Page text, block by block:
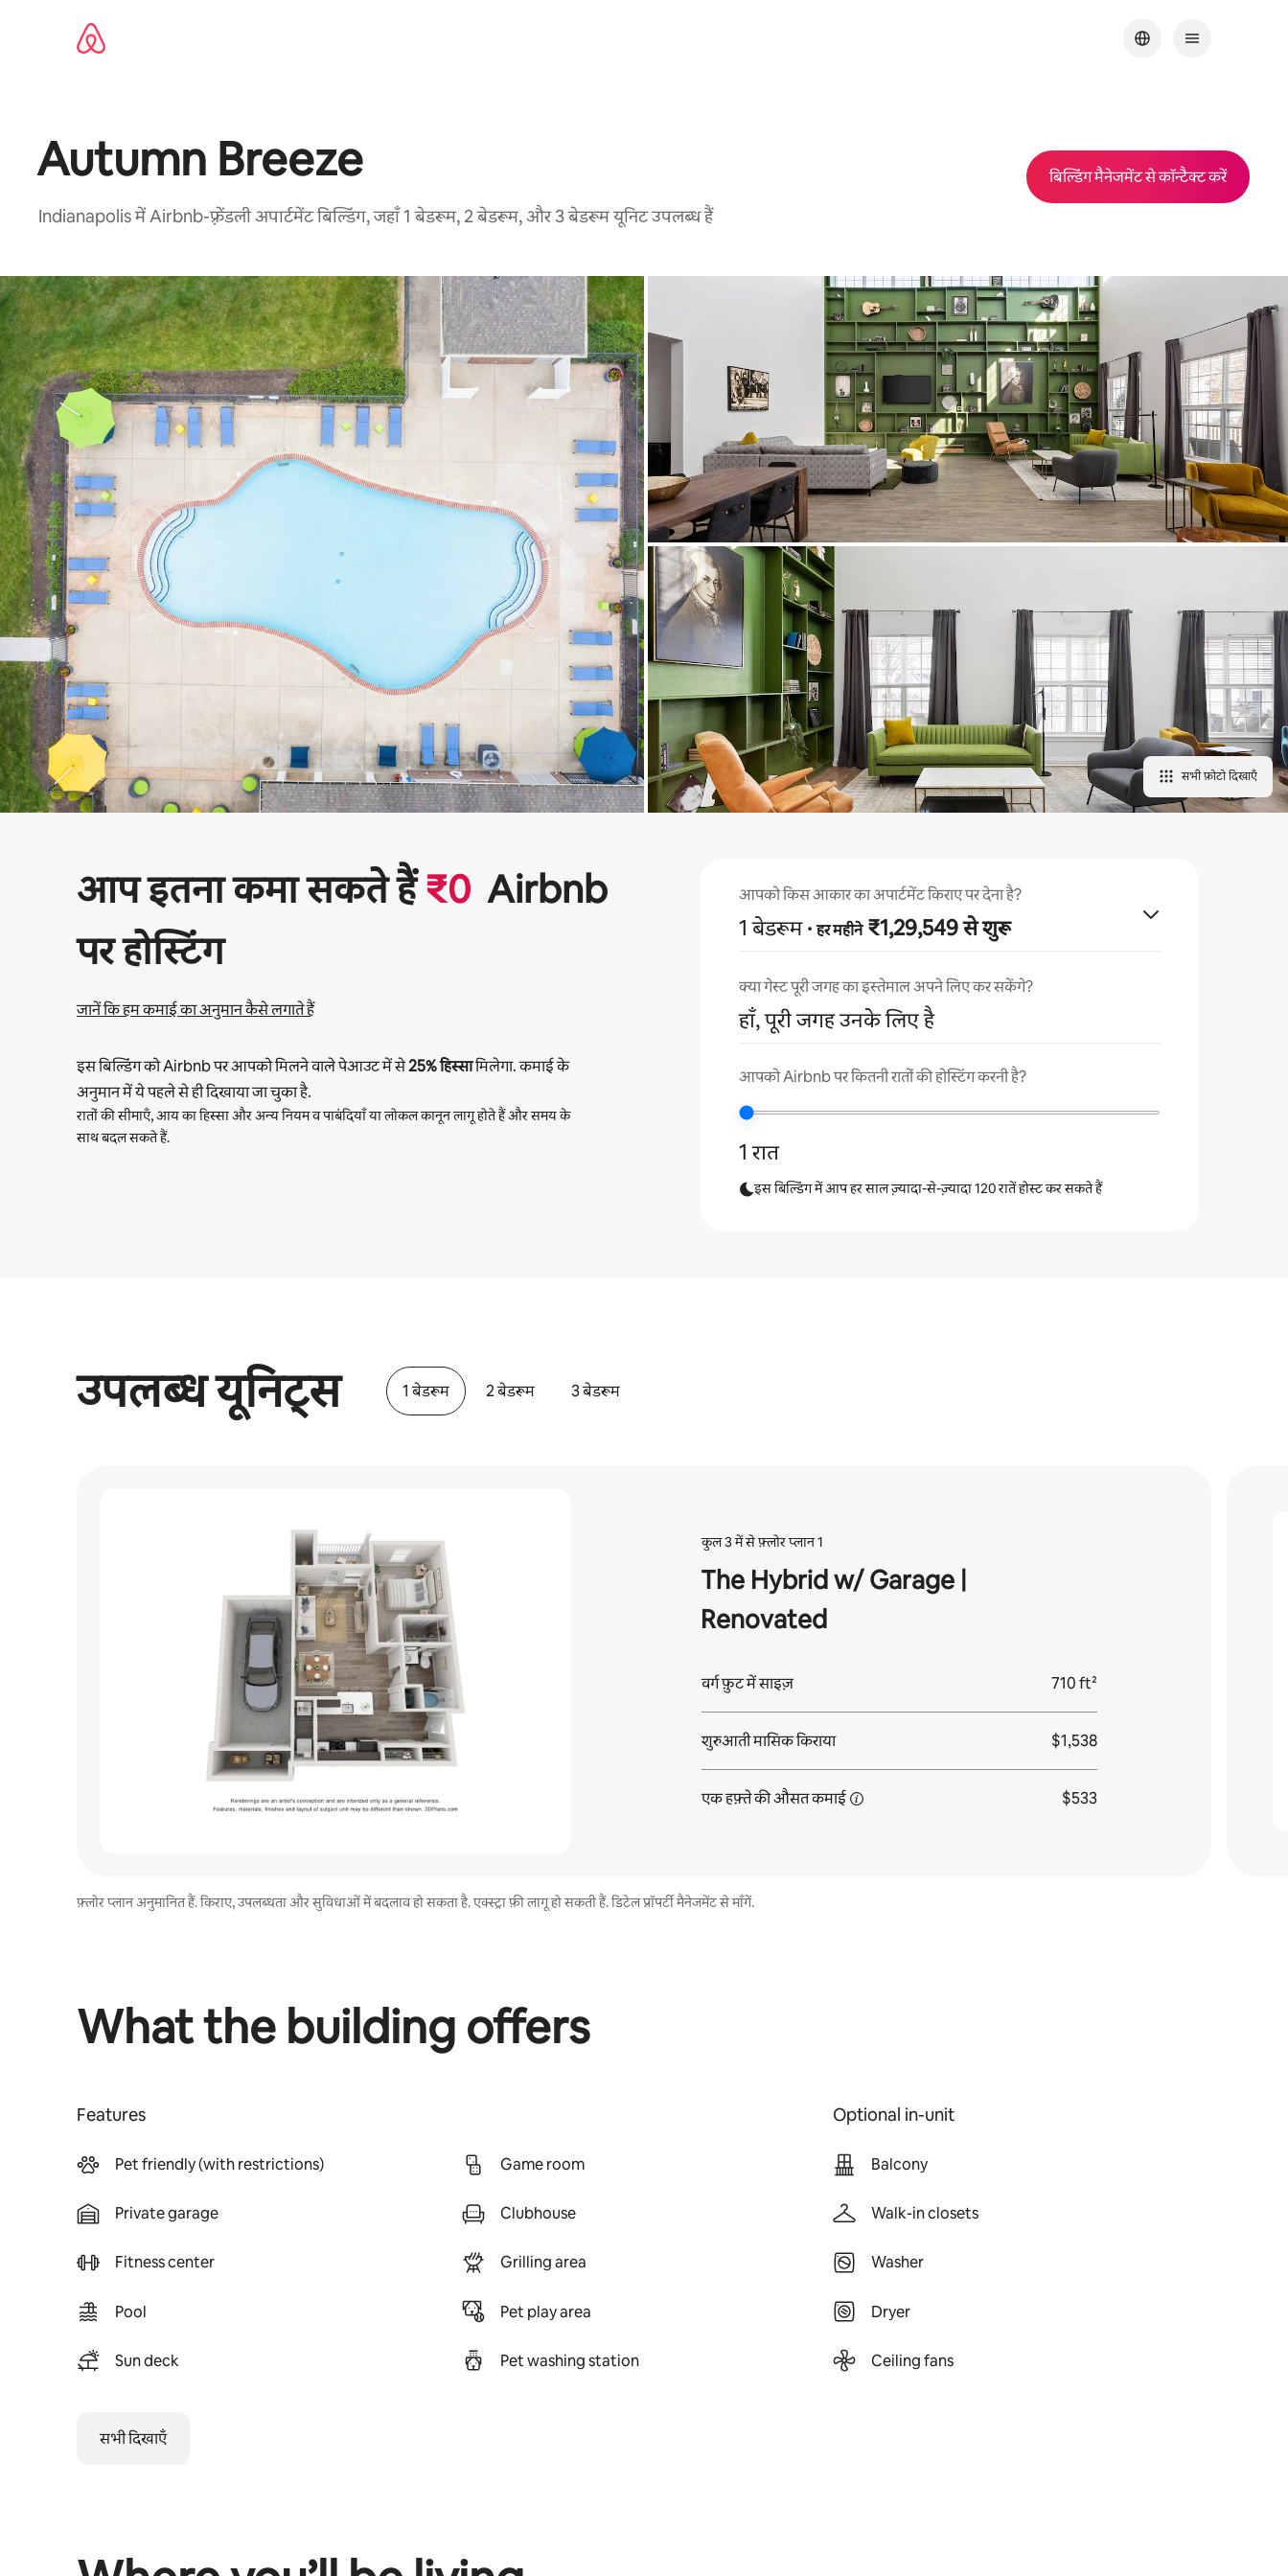
Autumn Breeze
Indianapolis में Airbnb-फ़्रेंडली अपार्टमेंट बिल्डिंग, जहाँ 1 बेडरूम, 2 बेडरूम, और 3 बेडरूम यूनिट उपलब्ध हैं
बिल्डिंग मैनेजमेंट से कॉन्टैक्ट करें
सभी फ़ोटो दिखाएँ
आप इतना कमा सकते हैं ₹0 Airbnb
पर होस्टिंग
जानें कि हम कमाई का अनुमान कैसे लगाते हैं
इस बिल्डिंग को Airbnb पर आपको मिलने वाले पेआउट में से25%हिस्सामिलेगा. कमाई के
अनुमान में ये पहले से ही दिखाया जा चुका है.
रातों की सीमाएँ, आय का हिस्सा और अन्य नियम व पाबंदियाँ या लोकल कानून लागू होते हैं और समय के
साथ बदल सकते हैं.
आपको किस आकार का अपार्टमेंट किराए पर देना है?
1 बेडरूम ·हर महीने₹1,29,549 से शुरू
क्या गेस्ट पूरी जगह का इस्तेमाल अपने लिए कर सकेंगे?
हाँ, पूरी जगह उनके लिए है
आपको Airbnb पर कितनी रातों की होस्टिंग करनी है?
1 रात
इस बिल्डिंग में आप हर साल ज़्यादा-से-ज़्यादा 120 रातें होस्ट कर सकते हैं
उपलब्ध यूनिट्स 1 बेडरूम 2 बेडरूम 3 बेडरूम
कुल 3 में से फ़्लोर प्लान 1
The Hybrid w/ Garage |
Renovated
वर्ग फ़ुट में साइज़ 710 ft²
शुरुआती मासिक किराया $1,538
एक हफ़्ते की औसतकमाई $533
फ़्लोर प्लान अनुमानित हैं. किराए, उपलब्धता और सुविधाओं में बदलाव हो सकता है. एक्स्ट्रा फ़ी लागू हो सकती हैं. डिटेल प्रॉपर्टी मैनेजमेंट से माँगें.
What the building offers
Features
Pet friendly (with restrictions)
Private garage
Fitness center
Pool
Sun deck
Game room
Clubhouse
Grilling area
Pet play area
Pet washing station
Optional in-unit
Balcony
Walk-in closets
Washer
Dryer
Ceiling fans
सभी दिखाएँ